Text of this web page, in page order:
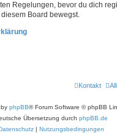
Regelungen, bevor du dich
Board bewegst.
Kontakt
phpBB® Forum Software © phpBB
Übersetzung durch phpBB.de
| Nutzungsbedingungen